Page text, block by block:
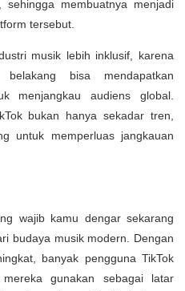
sehingga membuatnya menjadi
tersebut.
musik lebih inklusif, karena
bisa mendapatkan
menjangkau audiens global.
bukan hanya sekadar tren,
untuk memperluas jangkauan
wajib kamu dengar sekarang
budaya musik modern. Dengan
banyak pengguna TikTok
gunakan sebagai latar